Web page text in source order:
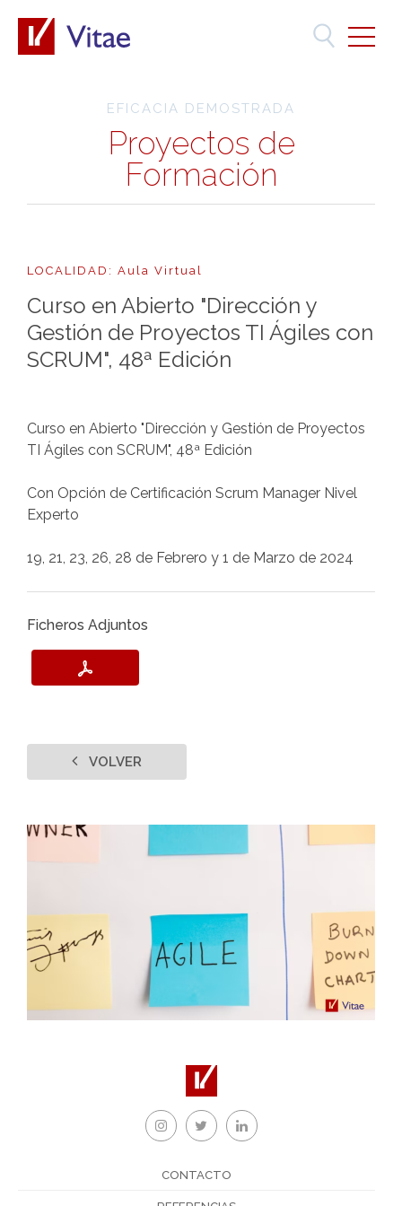
EFICACIA DEMOSTRADA
Proyectos de
Formación
LOCALIDAD: Aula Virtual
Curso en Abierto "Dirección y
Gestión de Proyectos TI Ágiles con
SCRUM", 48ª Edición
Curso en Abierto "Dirección y Gestión de Proyectos
TI Ágiles con SCRUM", 48ª Edición
Con Opción de Certificación Scrum Manager Nivel
Experto
19, 21, 23, 26, 28 de Febrero y 1 de Marzo de 2024
Ficheros Adjuntos
VOLVER
CONTACTO